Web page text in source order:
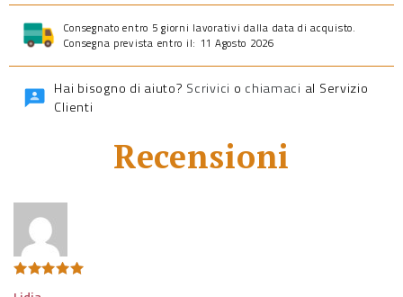
Consegnato entro 5 giorni lavorativi dalla data di acquisto.
Consegna prevista entro il: 11 Agosto 2026
Hai bisogno di aiuto? Scrivici o chiamaci al Servizio
Clienti
Recensioni